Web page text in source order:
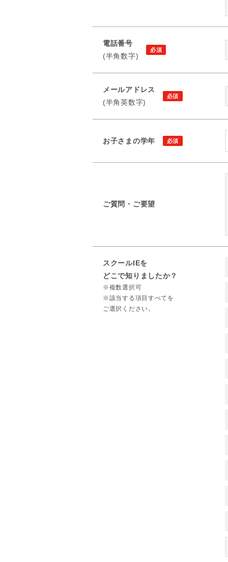
電話番号
(半角数字)
メールアドレス
(半角英数字)
お子さまの学年
ご質問・ご要望
スクールIEを
どこで知りましたか？
※複数選択可
※該当する項目すべてを
ご選択ください。